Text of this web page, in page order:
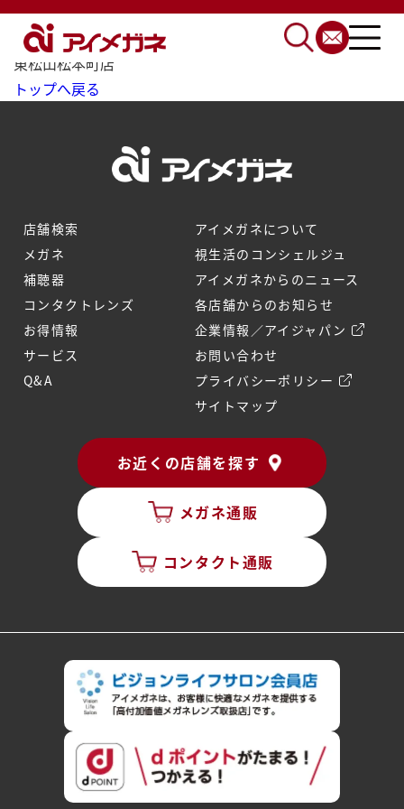
トップ
相談会開催スケジュール
東松山松本町店
トップへ戻る
店舗検索
メガネ
補聴器
コンタクトレンズ
お得情報
サービス
Q&A
アイメガネについて
視生活のコンシェルジュ
アイメガネからのニュース
各店舗からのお知らせ
企業情報／アイジャパン
お問い合わせ
プライバシーポリシー
サイトマップ
お近くの店舗を探す
メガネ通販
コンタクト通販